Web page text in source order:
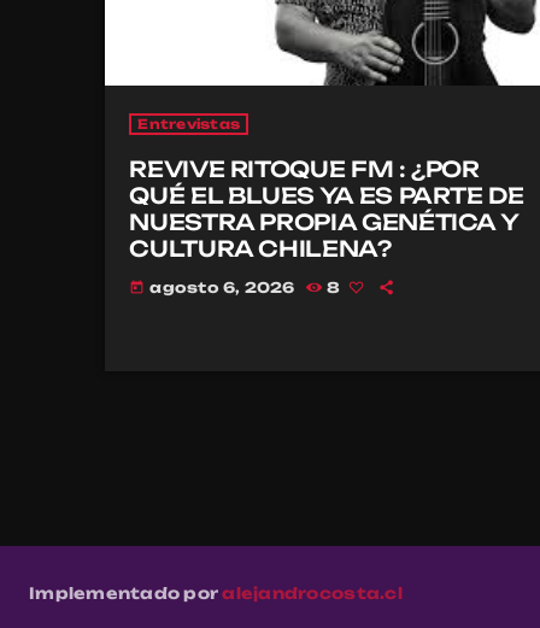
Entrevistas
REVIVE RITOQUE FM : ¿POR
QUÉ EL BLUES YA ES PARTE DE
NUESTRA PROPIA GENÉTICA Y
CULTURA CHILENA?
today agosto 6, 2026 8
Implementado poralejandrocosta.cl